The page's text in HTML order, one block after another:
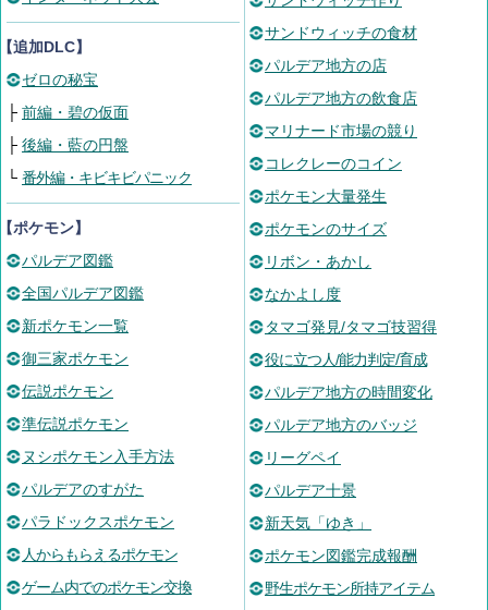
追加DLC】
ゼロの秘宝
├ 前編・碧の仮面
├ 後編・藍の円盤
└ 番外編・キビキビパニック
ポケモン】
パルデア図鑑
全国パルデア図鑑
新ポケモン一覧
御三家ポケモン
伝説ポケモン
準伝説ポケモン
ヌシポケモン入手方法
パルデアのすがた
パラドックスポケモン
人からもらえるポケモン
ゲーム内でのポケモン交換
サンドウィッチの食材
パルデア地方の店
パルデア地方の飲食店
マリナード市場の競り
コレクレーのコイン
ポケモン大量発生
ポケモンのサイズ
リボン・あかし
なかよし度
タマゴ発見/タマゴ技習得
役に立つ人/能力判定/育成
パルデア地方の時間変化
パルデア地方のバッジ
リーグペイ
パルデア十景
新天気「ゆき」
ポケモン図鑑完成報酬
野生ポケモン所持アイテム